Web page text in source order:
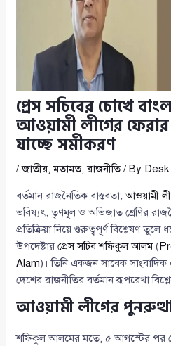
প্রেস সচিবের চোখে
আওয়ামী লীগের ফেরার
যাচ্ছে সমীকরণ
/জাতীয়,মতামত,রাজনীতি/ By
বর্তমান রাজনৈতিক বাস্তবতা,আওয়ামী
ভবিষ্যৎ, তৃণমূল ও অভিজাত শ্রেণির
প্রতিক্রিয়া নিয়ে গুরুত্বপূর্ণ বিশ্লেষণ তুলে
উপদেষ্টারপ্রেস সচিব শফিকুল আলম(
Alam)। তিনি একজন সাবেক সাংবাদিক
দেশের রাজনীতির বর্তমান রূপরেখা
আওয়ামী লীগের
শফিকুল আলমের মতে, ৫ আগস্টের পর